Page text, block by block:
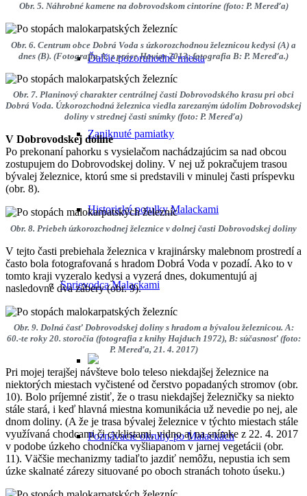
Ďalšie pozoruhodné miesta
Zaniknuté pamiatky
Historické potulky Malackami
Sprievodca Malackami
Poznávacie okruhy po Malackách
Obr. 5. Náhrobné kamene na dobrovodskom cintoríne (foto: P. Mereďa)
Obr. 6. Centrum obce Dobrá Voda s úzkorozchodnou železnicou kedysi (A) a
dnes (B). (Fotografia A: z práce Haviar 2013; fotografia B: P. Mereďa.)
Obr. 7. Planinový charakter centrálnej časti Dobrovodského krasu pri obci
Dobrá Voda. Úzkorozchodná železnica viedla zarezaným údolím Dobrovodskej
doliny v strednej časti snímky (foto: P. Mereďa)
V Dobrovodskej doline
Po prekonaní pahorku s vysielačom nachádzajúcim sa nad obcou
zostupujem do Dobrovodskej doliny. V nej už pokračujem trasou
bývalej železnice, ktorú sme si predstavili v minulej časti príspevku
(obr. 8).
Obr. 8. Priebeh úzkorozchodnej železnice v dolnej časti Dobrovodskej doliny
V tejto časti prebiehala železnica v krajinársky malebnom prostredí a
často bola fotografovaná s hradom Dobrá Voda v pozadí. Ako to v
tomto kraji vyzeralo kedysi a vyzerá dnes, dokumentujú aj
nasledovné dva zábery (obr. 9).
Obr. 9. Dolná časť Dobrovodskej doliny s hradom a bývalou železnicou. A:
60.-te roky 20. storočia (fotografia z knihy Hajduch 1972), B: súčasnosť (foto:
P. Mereďa, 21. 4. 2017)
Pri mojej terajšej návšteve bolo teleso niekdajšej železnice na
niektorých miestach vyčistené od čerstvo popadaných stromov (obr.
10). Bolo príjemné zistiť, že o trasu niekdajšej železničky sa niekto
stále stará, i keď hlavná miestna komunikácia už nevedie po nej, ale
dnom doliny. (A že je trasa bývalej železnice v týchto miestach stále
využívaná chodcami či cyklistami, vidno aj na snímke z 22. 4. 2017
v podobe úzkeho chodníčka vyšliapanom v jarnej vegetácii (obr.
11). Väčšie mechanizmy tadiaľto jazdiť nemôžu, nepustia ich sem
úzke skalnaté zárezy situované po oboch stranách tohoto úseku.)